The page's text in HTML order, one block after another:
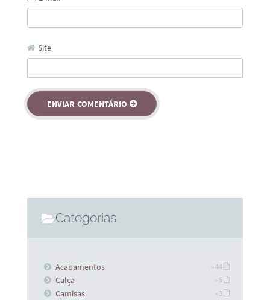
Site
Categorias
Acabamentos » 44
Calça » 5
Camisas » 3